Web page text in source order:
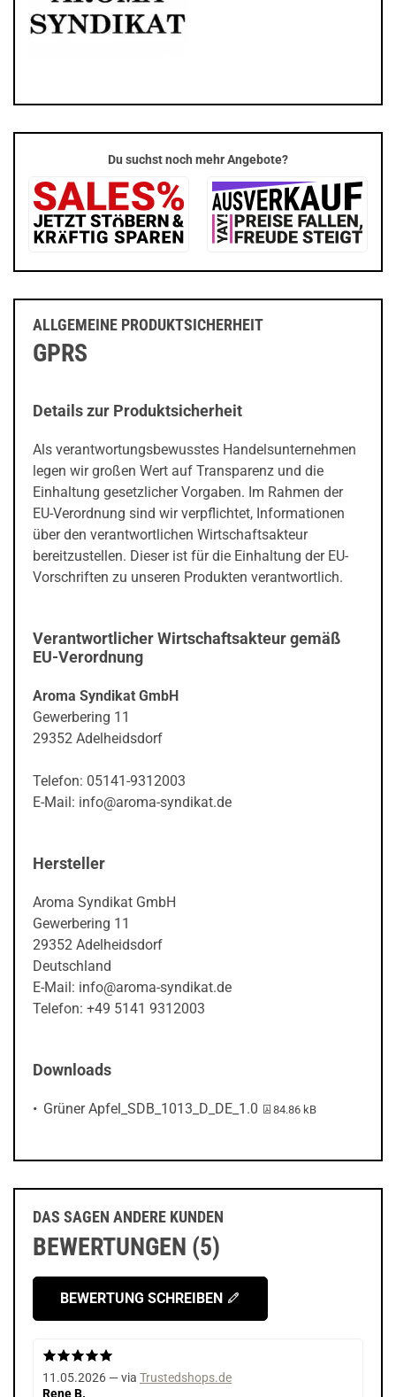
Du suchst noch mehr Angebote?
ALLGEMEINE PRODUKTSICHERHEIT
GPRS
Details zur Produktsicherheit
Als verantwortungsbewusstes Handelsunternehmen
legen wir großen Wert auf Transparenz und die
Einhaltung gesetzlicher Vorgaben. Im Rahmen der
EU-Verordnung sind wir verpflichtet, Informationen
über den verantwortlichen Wirtschaftsakteur
bereitzustellen. Dieser ist für die Einhaltung der EU-
Vorschriften zu unseren Produkten verantwortlich.
Verantwortlicher Wirtschaftsakteur gemäß
EU-Verordnung
Aroma Syndikat GmbH
Gewerbering 11
29352 Adelheidsdorf
Telefon: 05141-9312003
E-Mail: info@aroma-syndikat.de
Hersteller
Aroma Syndikat GmbH
Gewerbering 11
29352 Adelheidsdorf
Deutschland
E-Mail: info@aroma-syndikat.de
Telefon: +49 5141 9312003
Downloads
Grüner Apfel_SDB_1013_D_DE_1.0 PDF-Datei:
84.86 kB
DAS SAGEN ANDERE KUNDEN
BEWERTUNGEN (5)
BEWERTUNG SCHREIBEN
11.05.2026 — via Trustedshops.de
Rene B.